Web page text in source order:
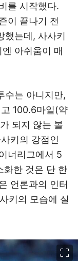
를 시작했다.
이 끝나기 전
했는데, 사사키
아쉬움이 매
수는 아니지만,
100.6마일(약
되지 않는 볼
키의 강점인
너리그에서 5
화한 것은 단 한
언론과의 인터
키의 모습에 실